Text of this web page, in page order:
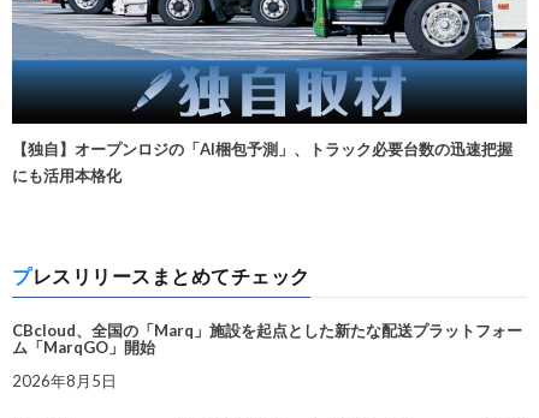
【独自】オープンロジの「AI梱包予測」、トラック必要台数の迅速把握
にも活用本格化
プレスリリースまとめてチェック
CBcloud、全国の「Marq」施設を起点とした新たな配送プラットフォー
ム「MarqGO」開始
2026年8月5日